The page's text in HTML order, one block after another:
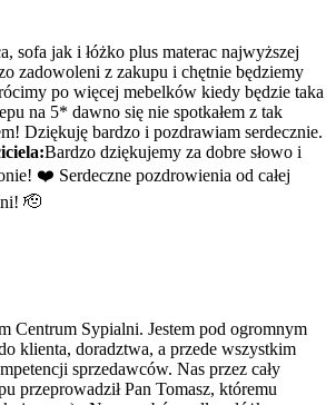
sofa jak i łóżko plus materac najwyższej
zadowoleni z zakupu i chętnie będziemy
po więcej mebelków kiedy będzie taka
na 5* dawno się nie spotkałem z tak
Dziękuję bardzo i pozdrawiam serdecznie.
Bardzo dziękujemy za dobre słowo i
❤️ Serdeczne pozdrowienia od całej
🫡
Centrum Sypialni. Jestem pod ogromnym
klienta, doradztwa, a przede wszystkim
sprzedawców. Nas przez cały
przeprowadził Pan Tomasz, któremu